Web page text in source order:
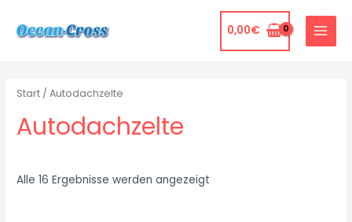
0,00€
Start / Autodachzelte
Autodachzelte
Alle 16 Ergebnisse werden angezeigt